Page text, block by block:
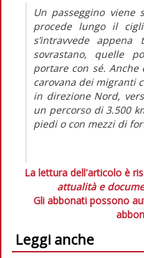
Un passeggino viene
procede lungo il
s’intravvede
sovrastano, quelle
portare con sé.
carovana dei migranti
in direzione Nord,
un percorso di 3.500
piedi o con mezzi di
La lettura dell'articolo è
attualità e
Gli abbonati possono
Leggi anche